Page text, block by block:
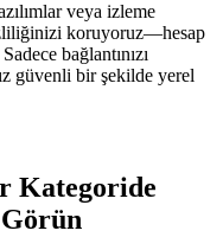
veya izleme
koruyoruz—hesap
bağlantınızı
güvenli bir şekilde yerel
Kategoride